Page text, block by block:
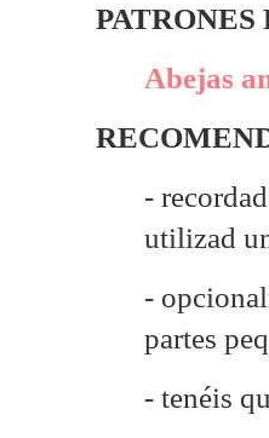
Abejas
-
utilizad
-
partes
- tenéis